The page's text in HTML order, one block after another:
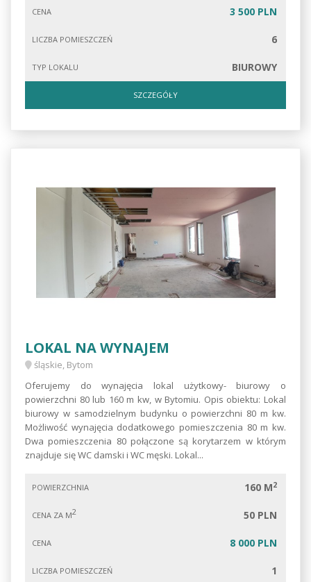
CENA 3 500 PLN
LICZBA POMIESZCZEŃ 6
TYP LOKALU BIUROWY
SZCZEGÓŁY
LOKAL NA WYNAJEM
śląskie, Bytom
Oferujemy do wynajęcia lokal użytkowy- biurowy o
powierzchni 80 lub 160 m kw, w Bytomiu. Opis obiektu: Lokal
biurowy w samodzielnym budynku o powierzchni 80 m kw.
Możliwość wynajęcia dodatkowego pomieszczenia 80 m kw.
Dwa pomieszczenia 80 połączone są korytarzem w którym
znajduje się WC damski i WC męski. Lokal...
POWIERZCHNIA 160 M2
CENA ZA M2 50 PLN
CENA 8 000 PLN
LICZBA POMIESZCZEŃ 1